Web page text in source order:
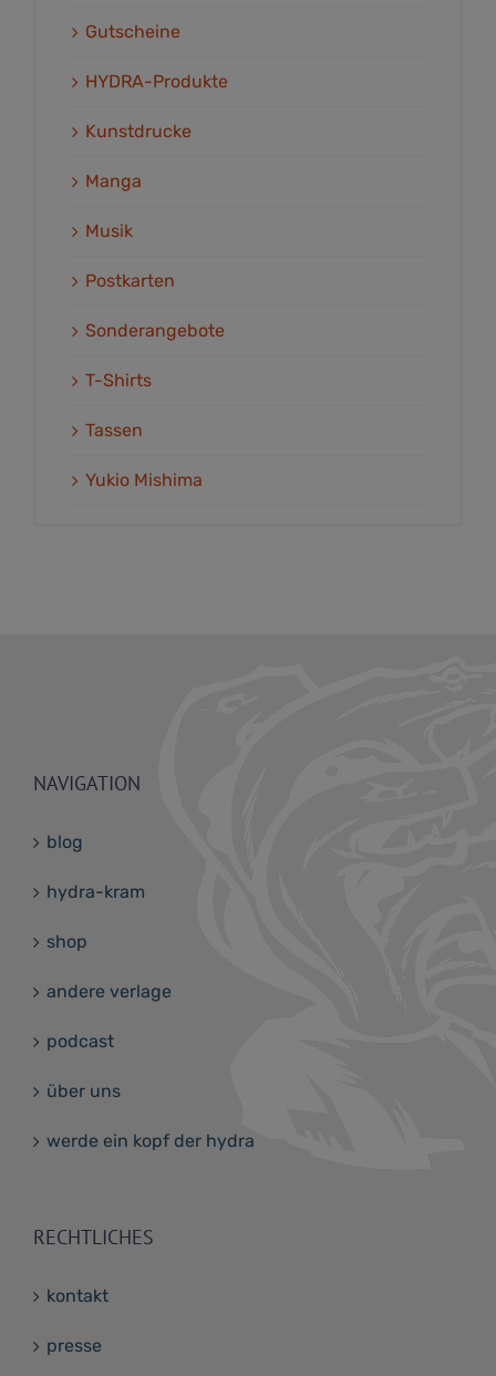
Gutscheine
HYDRA-Produkte
Kunstdrucke
Manga
Musik
Postkarten
Sonderangebote
T-Shirts
Tassen
Yukio Mishima
NAVIGATION
blog
hydra-kram
shop
andere verlage
podcast
über uns
werde ein kopf der hydra
RECHTLICHES
kontakt
presse